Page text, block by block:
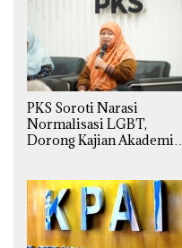
PKS Soroti Narasi
Normalisasi LGBT,
Dorong Kajian Akademik
Agama